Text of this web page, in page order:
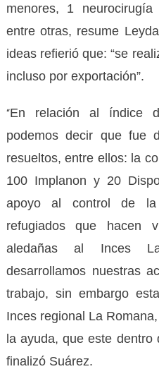
menores, 1
entre otras, resume
ideas refierió que: “se
incluso por exportación”.
“En relación al índice
podemos decir que fue
resueltos, entre ellos: la
100 Implanon y 20
apoyo al control de
refugiados que hacen
aledañas al Inces
desarrollamos nuestras
trabajo, sin embargo
Inces regional La
la ayuda, que este dentro
finalizó Suárez.